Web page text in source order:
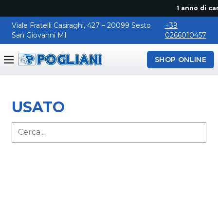
1 anno di
Viale Fratelli Casiraghi, 427 – 20099 Sesto
San Giovanni MI
+39
0266010457
SHOP ONLINE
USATO